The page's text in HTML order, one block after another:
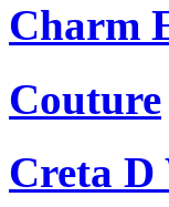
Charm
Couture
Creta D